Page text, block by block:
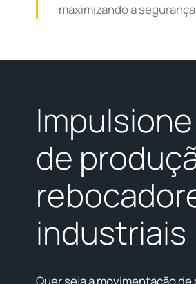
maximizando a
de
industriais